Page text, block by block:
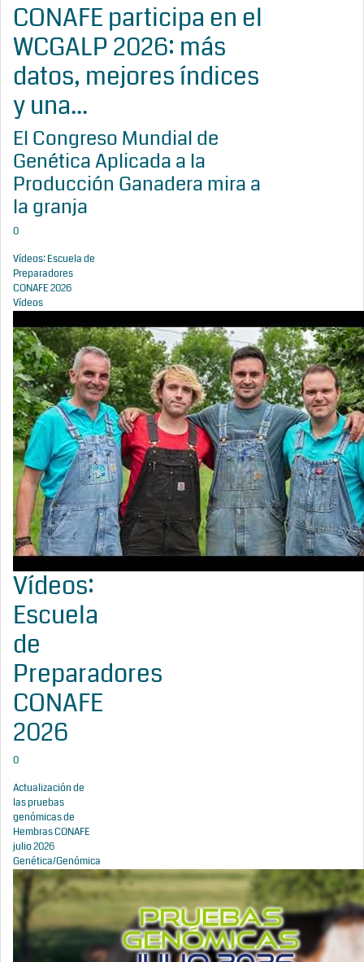
CONAFE participa en el
WCGALP 2026: más
datos, mejores índices
y una...
El Congreso Mundial de
Genética Aplicada a la
Producción Ganadera mira a
la granja
0
Vídeos: Escuela de
Preparadores
CONAFE 2026
Vídeos
Vídeos:
Escuela
de
Preparadores
CONAFE
2026
0
Actualización de
las pruebas
genómicas de
Hembras CONAFE
julio 2026
Genética/Genómica